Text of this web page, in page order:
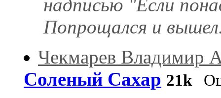
надписью "Если
Попрощался и
Чекмарев Владимир
Соленый Сахар 21k